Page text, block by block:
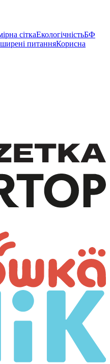
сіткаЕкологічністьБФ
питанняКорисна